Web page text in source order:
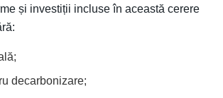
și investiții incluse în această cerere
decarbonizare;